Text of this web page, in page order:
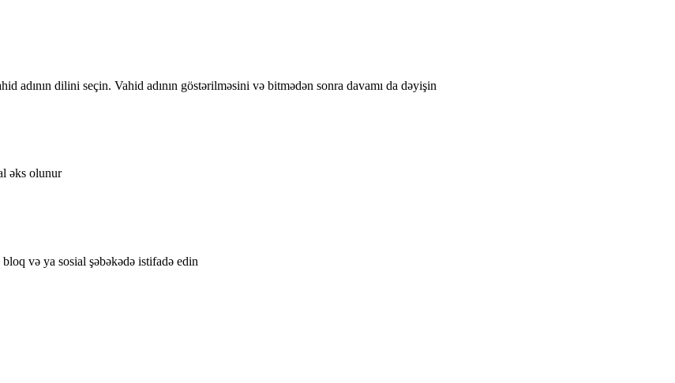
adının dilini seçin. Vahid adının göstərilməsini və bitmədən sonra davamı da dəyişin
əks olunur
və ya sosial şəbəkədə istifadə edin